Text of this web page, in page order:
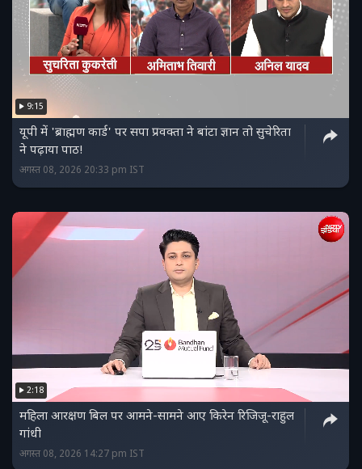
9:15
यूपी में 'ब्राह्मण कार्ड' पर सपा प्रवक्ता ने बांटा ज्ञान तो सुचेरिता
ने पढ़ाया पाठ!
अगस्त 08, 2026 20:33 pm IST
2:18
महिला आरक्षण बिल पर आमने-सामने आए किरेन रिजिजू-राहुल
गांधी
अगस्त 08, 2026 14:27 pm IST